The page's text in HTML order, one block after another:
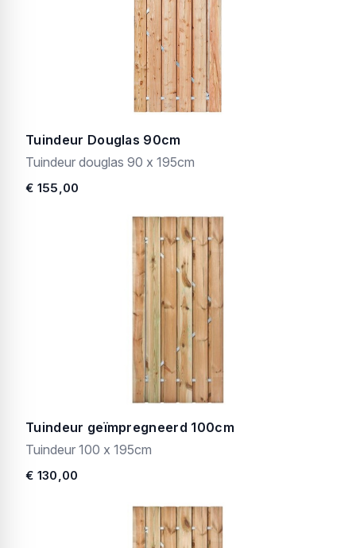
Tuindeur Douglas 90cm
Tuindeur douglas 90 x 195cm
€ 155,00
Tuindeur geïmpregneerd 100cm
Tuindeur 100 x 195cm
€ 130,00